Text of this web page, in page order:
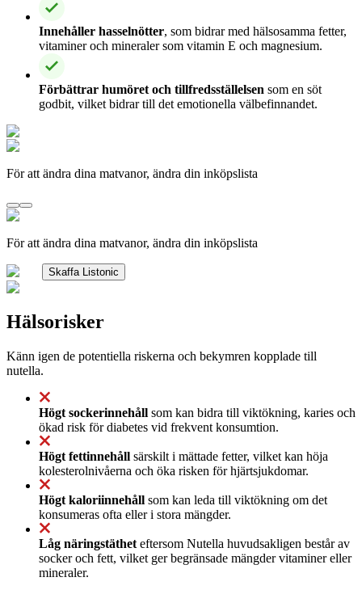
Innehåller hasselnötter, som bidrar med hälsosamma fetter,
vitaminer och mineraler som vitamin E och magnesium.
Förbättrar humöret och tillfredsställelsen som en söt
godbit, vilket bidrar till det emotionella välbefinnandet.
För att ändra dina matvanor, ändra din inköpslista
För att ändra dina matvanor, ändra din inköpslista
Skaffa Listonic
Hälsorisker
Känn igen de potentiella riskerna och bekymren kopplade till
nutella.
Högt sockerinnehåll som kan bidra till viktökning, karies och
ökad risk för diabetes vid frekvent konsumtion.
Högt fettinnehåll särskilt i mättade fetter, vilket kan höja
kolesterolnivåerna och öka risken för hjärtsjukdomar.
Högt kaloriinnehåll som kan leda till viktökning om det
konsumeras ofta eller i stora mängder.
Låg näringstäthet eftersom Nutella huvudsakligen består av
socker och fett, vilket ger begränsade mängder vitaminer eller
mineraler.